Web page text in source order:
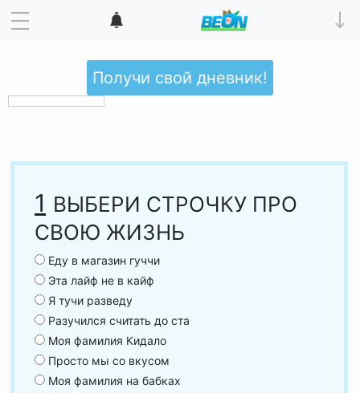
Получи свой дневник!
1 ВЫБЕРИ СТРОЧКУ ПРО
СВОЮ ЖИЗНЬ
Еду в магазин гуччи
Эта лайф не в кайф
Я тучи разведу
Разучился считать до ста
Моя фамилия Кидало
Просто мы со вкусом
Моя фамилия на бабках